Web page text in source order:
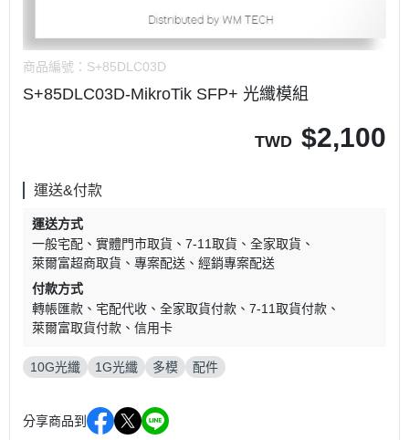
商品編號： S+85DLC03D
S+85DLC03D-MikroTik SFP+ 光纖模組
TWD $2,100
運送&付款
運送方式
一般宅配
實體門市取貨 7-11取貨
全家取貨
萊爾富超商取貨
專案配送
經銷專案配送
付款方式
轉帳匯款
宅配代收 全家取貨付款
7-11取貨付款
萊爾富取貨付款
信用卡
10G光纖 1G光纖 多模 配件
分享商品到